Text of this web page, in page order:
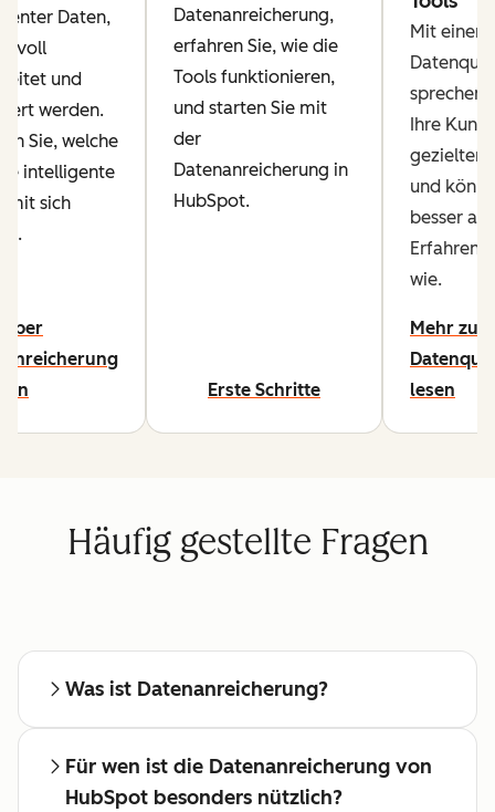
Daten,
und
werden.
Sie, welche
intelligente
mit sich
über
Datenanreicherung,
erfahren Sie, wie die
Tools funktionieren,
und starten Sie mit
der
Datenanreicherung in
HubSpot.
Erste Schritte
Mit einer
sprechen
Ihre
gezielter
und
besser
Erfahren
wie.
Mehr zur
lesen
Häufig gestellte Fragen
Was ist Datenanreicherung?
Für wen ist die Datenanreicherung von
HubSpot besonders nützlich?